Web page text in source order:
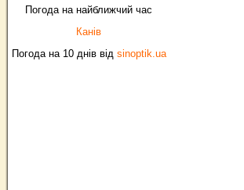
Погода на найближчий час
Канів
Погода на 10 днів від sinoptik.ua